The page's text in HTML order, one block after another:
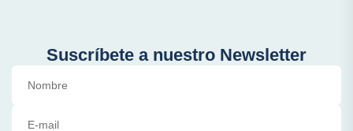
Suscríbete a nuestro Newsletter